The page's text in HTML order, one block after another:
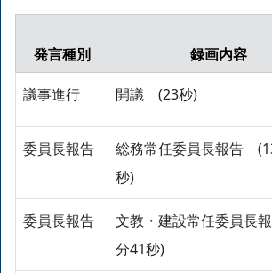
発言種別 録画内容
議事進行 開議 (23秒)
委員長報告
総務常任委員長報告
秒)
委員長報告
文教・建設常任委員長
分41秒)